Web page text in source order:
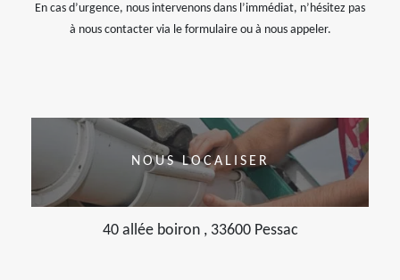
En cas d’urgence, nous intervenons dans l’immédiat, n’hésitez pas
à nous contacter via le formulaire ou à nous appeler.
NOUS LOCALISER
40 allée boiron , 33600 Pessac